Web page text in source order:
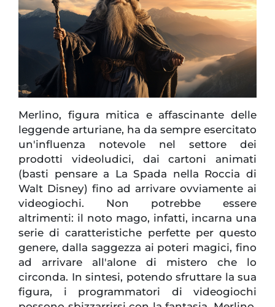
Merlino, figura mitica e affascinante delle
leggende arturiane, ha da sempre esercitato
un'influenza notevole nel settore dei
prodotti videoludici, dai cartoni animati
(basti pensare a La Spada nella Roccia di
Walt Disney) fino ad arrivare ovviamente ai
videogiochi. Non potrebbe essere
altrimenti: il noto mago, infatti, incarna una
serie di caratteristiche perfette per questo
genere, dalla saggezza ai poteri magici, fino
ad arrivare all'alone di mistero che lo
circonda. In sintesi, potendo sfruttare la sua
figura, i programmatori di videogiochi